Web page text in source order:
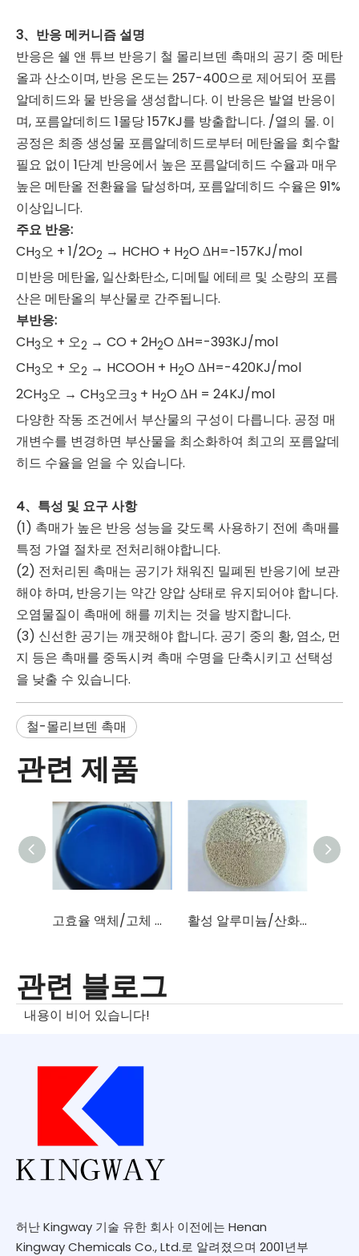
3、반응 메커니즘 설명
반응은 쉘 앤 튜브 반응기 철 몰리브덴 촉매의 공기 중 메탄
올과 산소이며, 반응 온도는 257-400으로 제어되어 포름
알데히드와 물 반응을 생성합니다. 이 반응은 발열 반응이
며, 포름알데히드 1몰당 157KJ를 방출합니다. /열의 몰. 이
공정은 최종 생성물 포름알데히드로부터 메탄올을 회수할
필요 없이 1단계 반응에서 높은 포름알데히드 수율과 매우
높은 메탄올 전환율을 달성하며, 포름알데히드 수율은 91%
이상입니다.
주요 반응:
CH3오 + 1/2O2 → HCHO + H2O ΔH=-157KJ/mol
미반응 메탄올, 일산화탄소, 디메틸 에테르 및 소량의 포름
산은 메탄올의 부산물로 간주됩니다.
부반응:
CH3오 + 오2 → CO + 2H2O ΔH=-393KJ/mol
CH3오 + 오2 → HCOOH + H2O ΔH=-420KJ/mol
2CH3오 → CH3오크3 + H2O ΔH = 24KJ/mol
다양한 작동 조건에서 부산물의 구성이 다릅니다. 공정 매
개변수를 변경하면 부산물을 최소화하여 최고의 포름알데
히드 수율을 얻을 수 있습니다.
4、특성 및 요구 사항
(1) 촉매가 높은 반응 성능을 갖도록 사용하기 전에 촉매를
특정 가열 절차로 전처리해야합니다.
(2) 전처리된 촉매는 공기가 채워진 밀폐된 반응기에 보관
해야 하며, 반응기는 약간 양압 상태로 유지되어야 합니다.
오염물질이 촉매에 해를 끼치는 것을 방지합니다.
(3) 신선한 공기는 깨끗해야 합니다. 공기 중의 황, 염소, 먼
지 등은 촉매를 중독시켜 촉매 수명을 단축시키고 선택성
을 낮출 수 있습니다.
철-몰리브덴 촉매
관련 제품
고효율 액체/고체 탈황촉매(술폰화프탈로시아닌코발트) 활성 알루미늄/산화알루미늄/촉매 담체(Al2O3 함량 96%-98%)
관련 블로그
내용이 비어 있습니다!
허난 Kingway 기술 유한 회사 이전에는 Henan
Kingway Chemicals Co., Ltd.로 알려졌으며 2001년부